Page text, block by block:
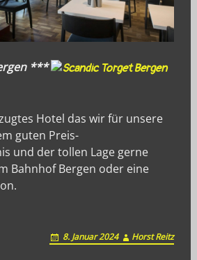
***
Hotel das wir für unsere
guten Preis-
und der tollen Lage gerne
Bahnhof Bergen oder eine
8. Januar 2024 Horst Reitz